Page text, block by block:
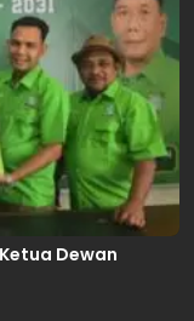
Dewan